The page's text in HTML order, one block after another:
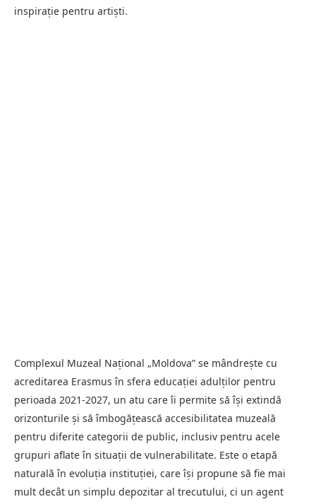
inspirație pentru artiști.
Complexul Muzeal Național „Moldova” se mândrește cu
acreditarea Erasmus în sfera educației adulților pentru
perioada 2021-2027, un atu care îi permite să își extindă
orizonturile și să îmbogățească accesibilitatea muzeală
pentru diferite categorii de public, inclusiv pentru acele
grupuri aflate în situații de vulnerabilitate. Este o etapă
naturală în evoluția instituției, care își propune să fie mai
mult decât un simplu depozitar al trecutului, ci un agent